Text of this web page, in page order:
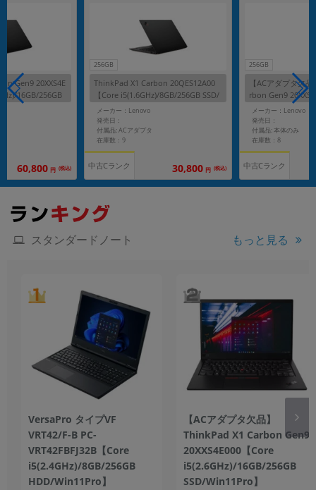
Gen9 20XXS4E
16GB/256GB
60,800 円 (税込)
256GB
ThinkPad X1 Carbon 20QES12A00
【Core i5(1.6GHz)/8GB/256GB SSD/
Win11Pro】
メーカー：Lenovo
発売日：
付属品: ACアダプタ
在庫数：9
中古Cランク 30,800 円 (税込)
256GB
【ACアダプタ欠
rbon Gen9
6GHz)/16GB/
o】
メーカー：Lenovo
発売日：
付属品: 本体のみ
在庫数：8
中古Cランク
スタンダードノート もっと見る
VersaPro タイプVF
VRT42/F-B PC-
VRT42FBFJ32B【Core
i5(2.4GHz)/8GB/256GB
HDD/Win11Pro】
【ACアダプタ欠品】
ThinkPad X1 Carbon Gen9
20XXS4E000【Core
i5(2.6GHz)/16GB/256GB
SSD/Win11Pro】